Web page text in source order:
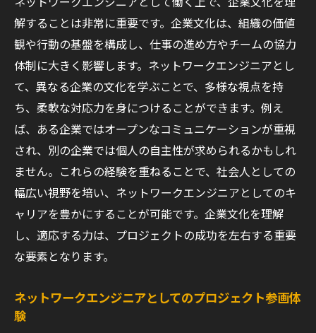
解することは非常に重要です。企業文化は、組織の価値
観や行動の基盤を構成し、仕事の進め方やチームの協力
体制に大きく影響します。ネットワークエンジニアとし
て、異なる企業の文化を学ぶことで、多様な視点を持
ち、柔軟な対応力を身につけることができます。例え
ば、ある企業ではオープンなコミュニケーションが重視
され、別の企業では個人の自主性が求められるかもしれ
ません。これらの経験を重ねることで、社会人としての
幅広い視野を培い、ネットワークエンジニアとしてのキ
ャリアを豊かにすることが可能です。企業文化を理解
し、適応する力は、プロジェクトの成功を左右する重要
な要素となります。
ネットワークエンジニアとしてのプロジェクト参画体
験